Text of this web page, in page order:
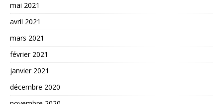
mai 2021
avril 2021
mars 2021
février 2021
janvier 2021
décembre 2020